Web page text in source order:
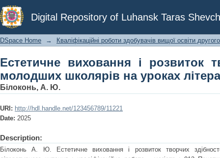
Digital Repository of Luhansk Taras
Естетичне виховання і розвиток
уроках літературного читання
DSpace Home → Кваліфікаційні роботи здобувачів вищої освіти
Естетичне виховання і розвиток
молодших школярів на уроках
Білоконь, А. Ю.
URI: http://hdl.handle.net/123456789/11221
Date: 2025
Description:
Білоконь А. Ю. Естетичне виховання і розвиток творчих